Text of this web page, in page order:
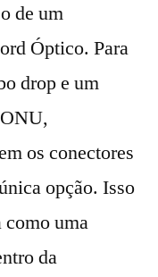
de um
Óptico. Para
drop e um
os conectores
opção. Isso
como uma
da